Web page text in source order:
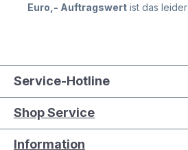
Euro,- Auftragswert ist das leider
Service-Hotline
Shop Service
Information